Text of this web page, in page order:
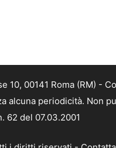
00141 Roma (RM) -
alcuna periodicità. Non
62 del 07.03.2001